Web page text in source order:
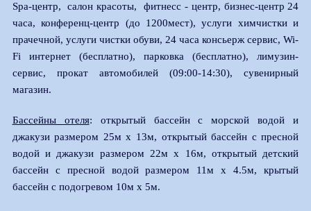
Spa-центр, салон красоты, фитнесс - центр, бизнес-центр 24
часа, конференц-центр (до 1200мест), услуги химчистки и
прачечной, услуги чистки обуви, 24 часа консьерж сервис, Wi-
Fi интернет (бесплатно), парковка (бесплатно), лимузин-
сервис, прокат автомобилей (09:00-14:30), сувенирный
магазин.
Бассейны отеля: открытый бассейн с морской водой и
джакузи размером 25м х 13м, открытый бассейн с пресной
водой и джакузи размером 22м х 16м, открытый детский
бассейн с пресной водой размером 11м х 4.5м, крытый
бассейн с подогревом 10м х 5м.